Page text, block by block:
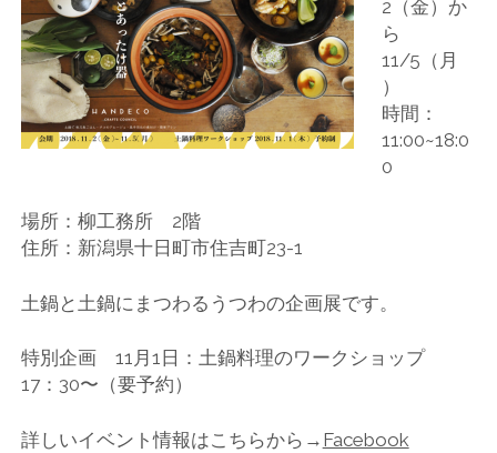
2（金）か
ら
11/5（月
）
時間：
11:00~18:0
0
場所：柳工務所 2階
住所：新潟県十日町市住吉町23-1
土鍋と土鍋にまつわるうつわの企画展です。
特別企画 11月1日：土鍋料理のワークショップ
17：30〜（要予約）
詳しいイベント情報はこちらから→ Facebook